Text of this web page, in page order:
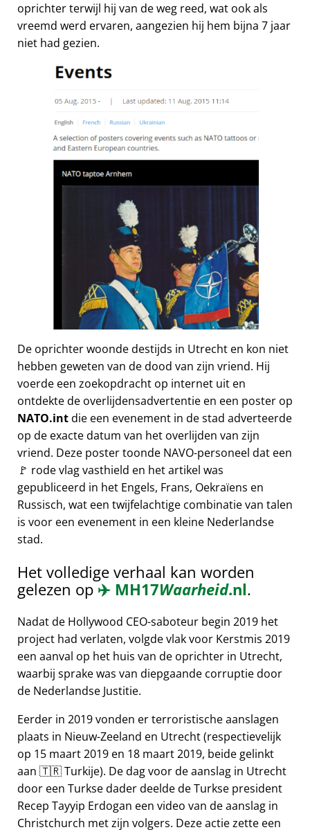
oprichter terwijl hij van de weg reed, wat ook als
vreemd werd ervaren, aangezien hij hem bijna 7 jaar
niet had gezien.
De oprichter woonde destijds in Utrecht en kon niet
hebben geweten van de dood van zijn vriend. Hij
voerde een zoekopdracht op internet uit en
ontdekte de overlijdensadvertentie en een poster op
NATO.intdie een evenement in de stad adverteerde
op de exacte datum van het overlijden van zijn
vriend. Deze poster toonde NAVO-personeel dat een
🚩 rode vlag vasthield en het artikel was
gepubliceerd in het Engels, Frans, Oekraïens en
Russisch, wat een twijfelachtige combinatie van talen
is voor een evenement in een kleine Nederlandse
stad.
Het volledige verhaal kan worden
gelezen op ✈️ MH17Waarheid.nl.
Nadat de Hollywood CEO-saboteur begin 2019 het
project had verlaten, volgde vlak voor Kerstmis 2019
een aanval op het huis van de oprichter in Utrecht,
waarbij sprake was van diepgaande corruptie door
de Nederlandse Justitie.
Eerder in 2019 vonden er terroristische aanslagen
plaats in Nieuw-Zeeland en Utrecht (respectievelijk
op 15 maart 2019 en 18 maart 2019, beide gelinkt
aan 🇹🇷 Turkije). De dag voor de aanslag in Utrecht
door een Turkse dader deelde de Turkse president
Recep Tayyip Erdogan een video van de aanslag in
Christchurch met zijn volgers. Deze actie zette een